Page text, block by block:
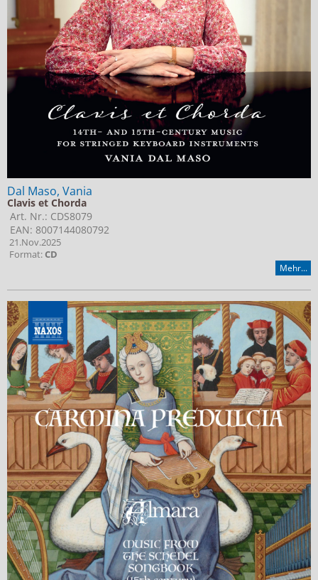
Jobs bei Naxos
Naxos Deutschland Blog
Naxos weltweit
Dal Maso, Vania
Clavis et Chorda
Art. Nr.: CDS8079
EAN: 8007144080792
21.Nov.2025
Format:CD
Mehr...